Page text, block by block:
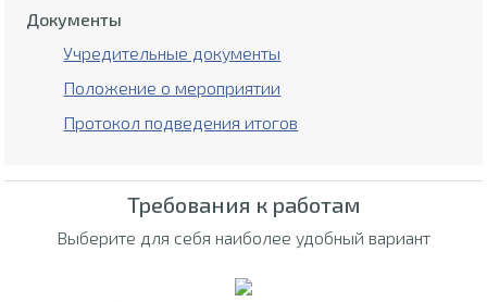
Документы
Учредительные документы
Положение о мероприятии
Протокол подведения итогов
Требования к работам
Выберите для себя наиболее удобный вариант